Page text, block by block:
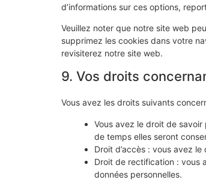
d’informations sur ces options,
Veuillez noter que notre site web
supprimez les cookies dans votre
revisiterez notre site web.
9. Vos droits
Vous avez les droits suivants
Vous avez le droit de
de temps elles seront
Droit d’accès : vous avez
Droit de rectification : vous
données personnelles.